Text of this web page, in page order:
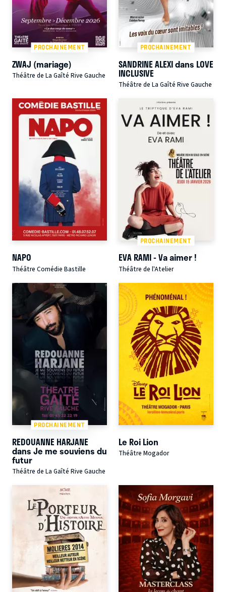
PROCHAINEMENT
ZWAJ (mariage)
Théâtre de La Gaîté Rive Gauche
PROCHAINEMENT
SANDRINE ALEXI dans LOVE
INCLUSIVE
Théâtre de La Gaîté Rive Gauche
NAPO
Théâtre Comédie Bastille
PROCHAINEMENT
EVA RAMI - Va aimer !
Théâtre de l'Atelier
PROCHAINEMENT
REDOUANNE HARJANE
dans Je me souviens du
futur
Théâtre de La Gaîté Rive Gauche
Le Roi Lion
Théâtre Mogador